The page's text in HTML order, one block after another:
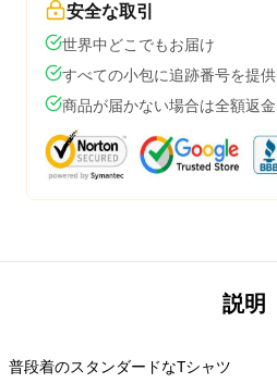
安全な取引
世界中どこでもお届け
すべての小包に追跡番号を提供
商品が届かない場合は全額返金
説明
普段着のスタンダードなTシャツ